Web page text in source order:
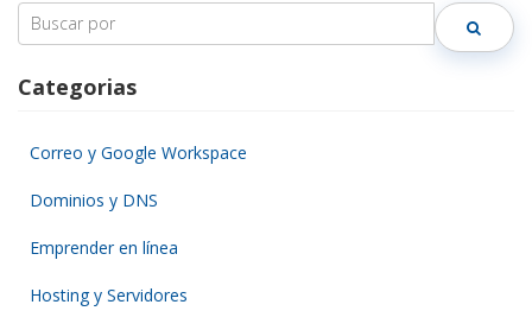
Search
for:
Categorias
Correo y Google Workspace
Dominios y DNS
Emprender en línea
Hosting y Servidores